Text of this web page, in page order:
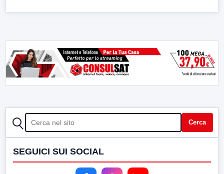
CERCA Cerca
SEGUICI SUI SOCIAL